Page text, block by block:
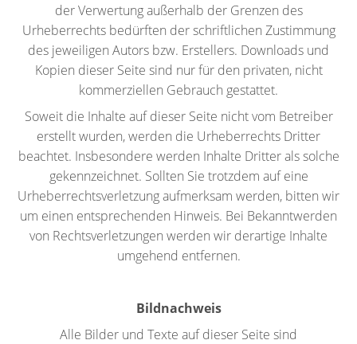
der Verwertung außerhalb der Grenzen des
Urheberrechts bedürften der schriftlichen Zustimmung
des jeweiligen Autors bzw. Erstellers. Downloads und
Kopien dieser Seite sind nur für den privaten, nicht
kommerziellen Gebrauch gestattet.
Soweit die Inhalte auf dieser Seite nicht vom Betreiber
erstellt wurden, werden die Urheberrechts Dritter
beachtet. Insbesondere werden Inhalte Dritter als solche
gekennzeichnet. Sollten Sie trotzdem auf eine
Urheberrechtsverletzung aufmerksam werden, bitten wir
um einen entsprechenden Hinweis. Bei Bekanntwerden
von Rechtsverletzungen werden wir derartige Inhalte
umgehend entfernen.
Bildnachweis
Alle Bilder und Texte auf dieser Seite sind